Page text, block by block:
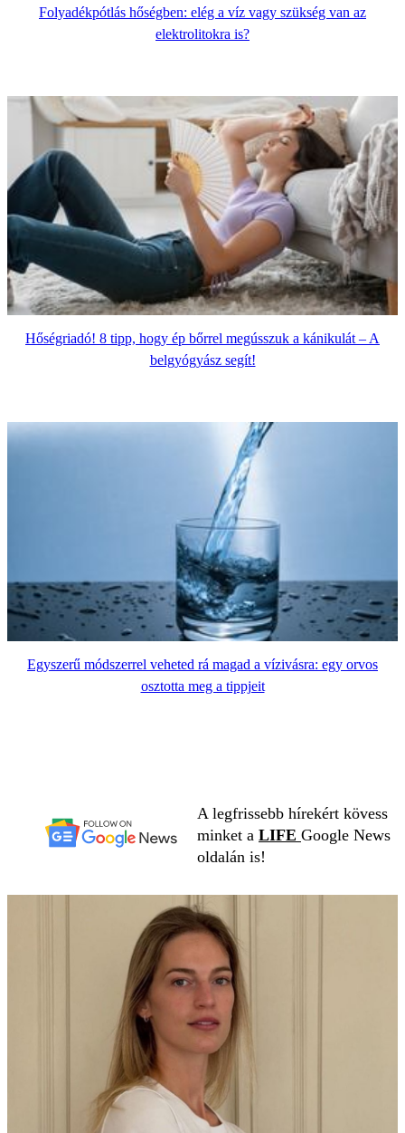
Folyadékpótlás hőségben: elég a víz vagy szükség van az
elektrolitokra is?
Hőségriadó! 8 tipp, hogy ép bőrrel megússzuk a kánikulát – A
belgyógyász segít!
Egyszerű módszerrel veheted rá magad a vízivásra: egy orvos
osztotta meg a tippjeit
A legfrissebb hírekért kövess
minket a LIFE Google News
oldalán is!